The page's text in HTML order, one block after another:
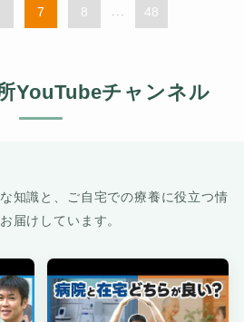
7 8 48
YouTubeチャンネル
知識と、ご自宅での療養に役立つ情
届けしています。